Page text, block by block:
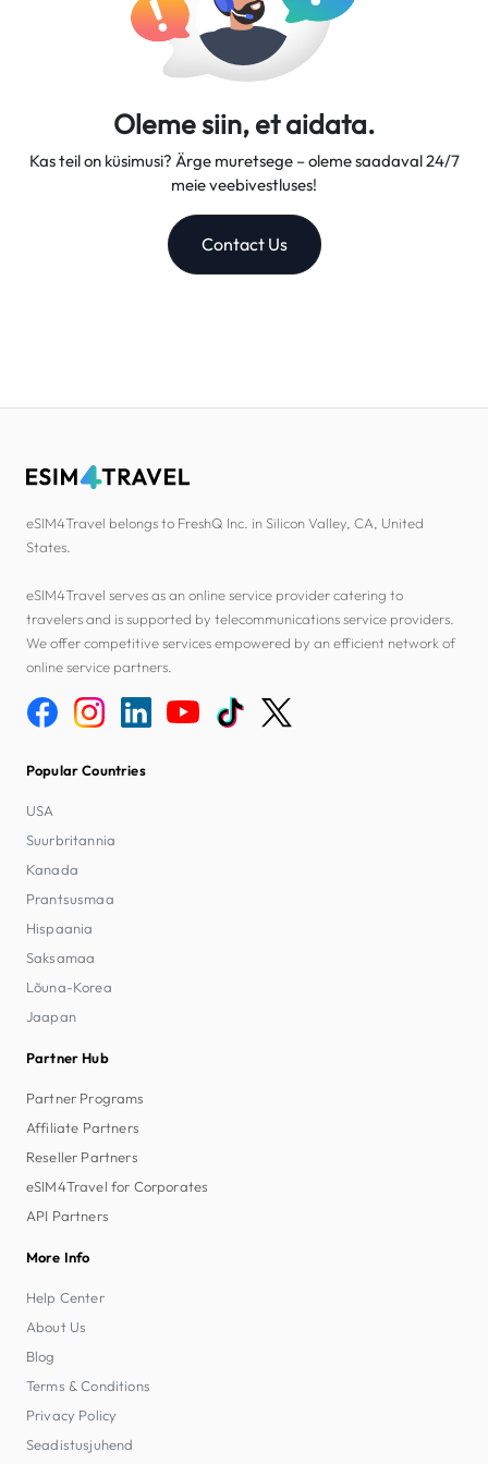
Oleme siin, et aidata.
Kas teil on küsimusi? Ärge muretsege – oleme saadaval 24/7
meie veebivestluses!
Contact Us
eSIM4Travel belongs to FreshQ Inc. in Silicon Valley, CA, United
States.
eSIM4Travel serves as an online service provider catering to
travelers and is supported by telecommunications service providers.
We offer competitive services empowered by an efficient network of
online service partners.
Popular Countries
USA
Suurbritannia
Kanada
Prantsusmaa
Hispaania
Saksamaa
Lõuna-Korea
Jaapan
Partner Hub
Partner Programs
Affiliate Partners
Reseller Partners
eSIM4Travel for Corporates
API Partners
More Info
Help Center
About Us
Blog
Terms & Conditions
Privacy Policy
Seadistusjuhend